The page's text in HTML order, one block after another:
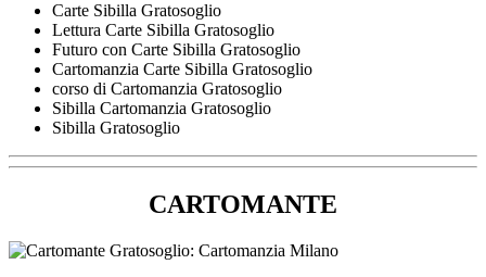
Carte Sibilla Gratosoglio
Lettura Carte Sibilla Gratosoglio
Futuro con Carte Sibilla Gratosoglio
Cartomanzia Carte Sibilla Gratosoglio
corso di Cartomanzia Gratosoglio
Sibilla Cartomanzia Gratosoglio
Sibilla Gratosoglio
CARTOMANTE